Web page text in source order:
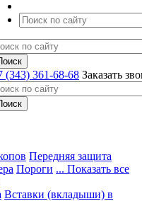
(343) 361-68-68 Заказать
Передняя защита
Пороги ... Показать все
Вставки (вкладыши) в